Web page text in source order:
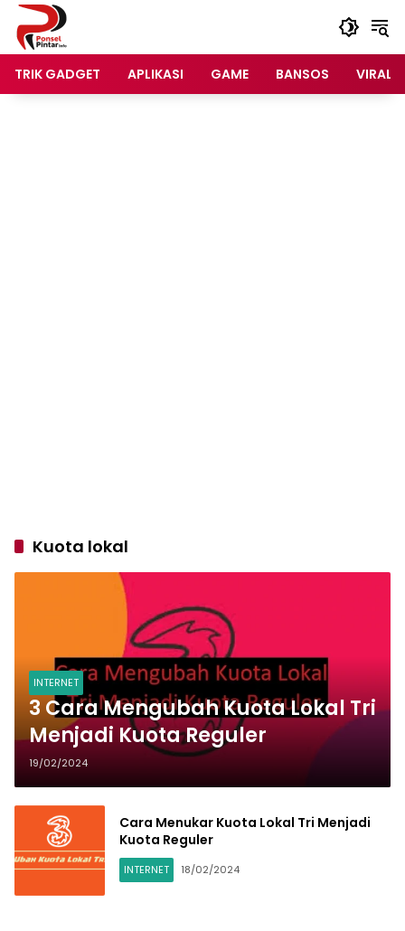
Langsung
konten
TRIK GADGET
APLIKASI GAME BANSOS VIRAL
Kuota lokal
INTERNET
3 Cara Mengubah Kuota Lokal Tri
Menjadi Kuota Reguler
19/02/2024
Cara Menukar Kuota Lokal Tri Menjadi
Kuota Reguler
INTERNET 18/02/2024